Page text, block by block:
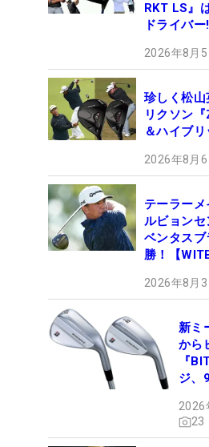
RKT LS』
ドライバー
2026年8月
珍しく松
リクソン
＆ハイブ
2026年8月
テーラー
ルビョン
ベンタス
勝！【
2026年8月
新ミ
から
『
ジ、
2026
23